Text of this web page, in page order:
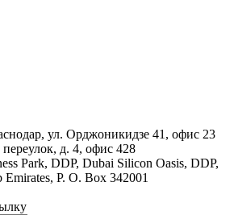
ул. Орджоникидзе 41, офис 23
д. 4, офис 428
Park, DDP, Dubai Silicon Oasis, DDP,
P. O. Box 342001